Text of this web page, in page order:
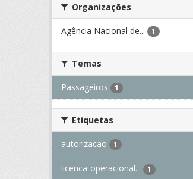
Organizações
Agência Nacional de... 1
Temas
Passageiros 1
Etiquetas
autorizacao 1
licenca-operacional... 1